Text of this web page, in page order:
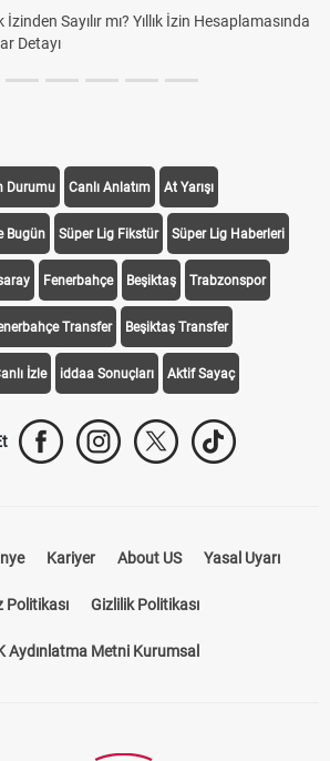
İzinden Sayılır mı? Yıllık İzin Hesaplamasında
Detayı
Durumu Canlı Anlatım At Yarışı
Bugün Süper Lig Fikstür Süper Lig Haberleri
Fenerbahçe Beşiktaş Trabzonspor
Transfer Beşiktaş Transfer
İzle iddaa Sonuçları Aktif Sayaç
Kariyer About US Yasal Uyarı
Politikası Gizlilik Politikası
Aydınlatma Metni Kurumsal